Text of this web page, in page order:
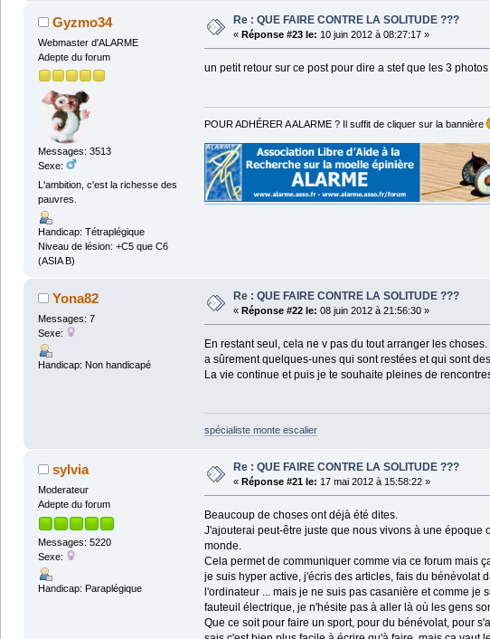
Gyzmo34
Webmaster d'ALARME
Adepte du forum
Messages: 3513
Sexe:
L'ambition, c'est la richesse des
pauvres.
Handicap: Tétraplégique
Niveau de lésion: +C5 que C6
(ASIA B)
Re : QUE FAIRE CONTRE LA SOLITUDE ???
« Réponse #23 le: 10 juin 2012 à 08:27:17 »
un petit retour sur ce post pour dire a stef que les 3
POUR ADHÉRER A ALARME ? Il suffit de cliquer sur la bannière
Yona82
Messages: 7
Sexe:
Handicap: Non handicapé
Re : QUE FAIRE CONTRE LA SOLITUDE ???
« Réponse #22 le: 08 juin 2012 à 21:56:30 »
En restant seul, cela ne v pas du tout arranger les
a sûrement quelques-unes qui sont restées et qui sont
La vie continue et puis je te souhaite pleines de
spécialiste monte escalier
sylvia
Moderateur
Adepte du forum
Messages: 5220
Sexe:
Handicap: Paraplégique
Re : QUE FAIRE CONTRE LA SOLITUDE ???
« Réponse #21 le: 17 mai 2012 à 15:58:22 »
Beaucoup de choses ont déjà été dites.
J'ajouterai peut-être juste que nous vivons à une époque
monde.
Cela permet de communiquer comme via ce forum mais
je suis hyper active, j'écris des articles, fais du bénévolat
l'ordinateur ... mais je ne suis pas casanière et comme je
fauteuil électrique, je n'hésite pas à aller là où les gens
Que ce soit pour faire un sport, pour du bénévolat, pour